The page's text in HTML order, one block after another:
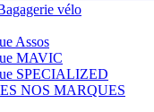
vélo
Assos
MAVIC
SPECIALIZED
NOS MARQUES